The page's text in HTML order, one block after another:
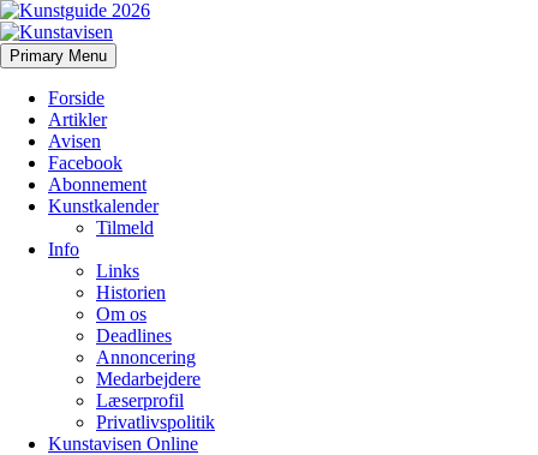
Kunstavisen
Search
Primary Menu Skip
to
Forside
Artikler
Avisen
Facebook
Abonnement
Kunstkalender
Tilmeld
Info
Links
Historien
Om os
Deadlines
Annoncering
Medarbejdere
Læserprofil
Privatlivspolitik
Kunstavisen Online